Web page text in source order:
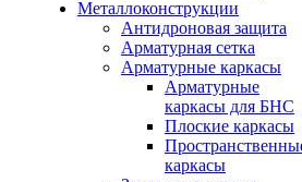
Металлоконструкции
Антидроновая защита
Арматурная сетка
Арматурные каркасы
Арматурные
каркасы для БНС
Плоские каркасы
каркасы